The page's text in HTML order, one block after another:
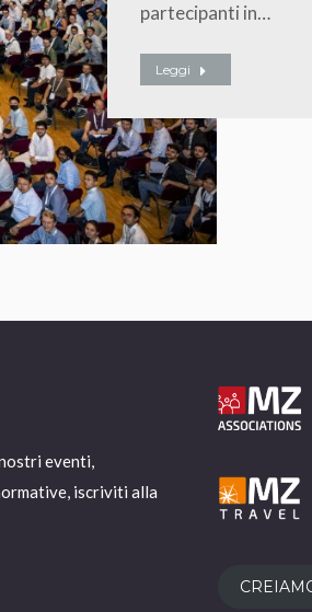
partecipanti in…
Leggi
eventi,
iscriviti alla